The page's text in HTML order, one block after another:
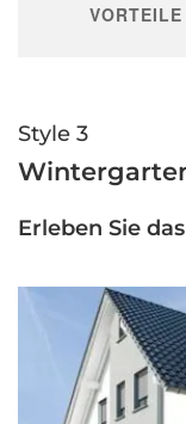
VORTEILE
Style 3
Erleben Sie